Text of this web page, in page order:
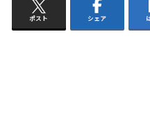
ポスト シェア